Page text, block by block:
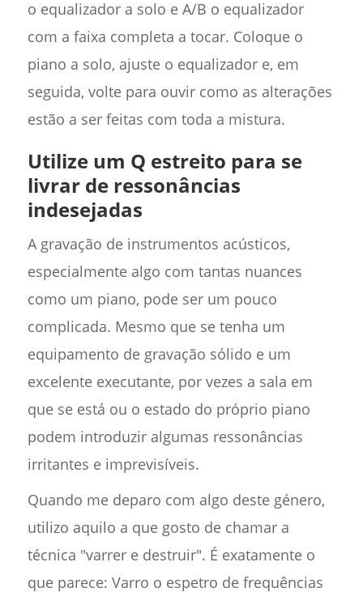
o equalizador a solo e A/B o equalizador
com a faixa completa a tocar. Coloque o
piano a solo, ajuste o equalizador e, em
seguida, volte para ouvir como as alterações
estão a ser feitas com toda a mistura.
Utilize um Q estreito para se
livrar de ressonâncias
indesejadas
A gravação de instrumentos acústicos,
especialmente algo com tantas nuances
como um piano, pode ser um pouco
complicada. Mesmo que se tenha um
equipamento de gravação sólido e um
excelente executante, por vezes a sala em
que se está ou o estado do próprio piano
podem introduzir algumas ressonâncias
irritantes e imprevisíveis.
Quando me deparo com algo deste género,
utilizo aquilo a que gosto de chamar a
técnica "varrer e destruir". É exatamente o
que parece: Varro o espetro de frequências